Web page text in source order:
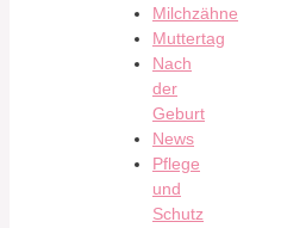
Milchzähne
Muttertag
Nach
der
Geburt
News
Pflege
und
Schutz